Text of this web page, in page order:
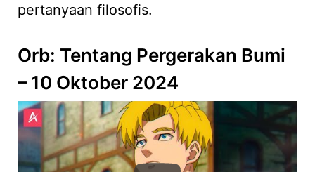
pertanyaan filosofis.
Orb: Tentang Pergerakan Bumi
– 10 Oktober 2024